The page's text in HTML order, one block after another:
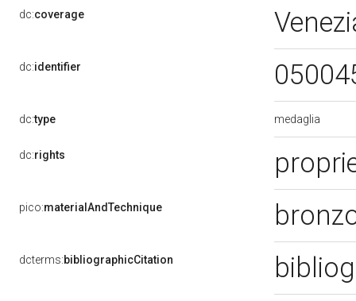
dc:coverage
dc:identifier
dc:type medaglia
dc:rights
pico:materialAndTechnique
dcterms:bibliographicCitation